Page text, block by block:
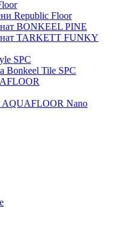
Republic Floor
BONKEEL PINE
TARKETT FUNKY
SPC
Bonkeel Tile SPC
Nano